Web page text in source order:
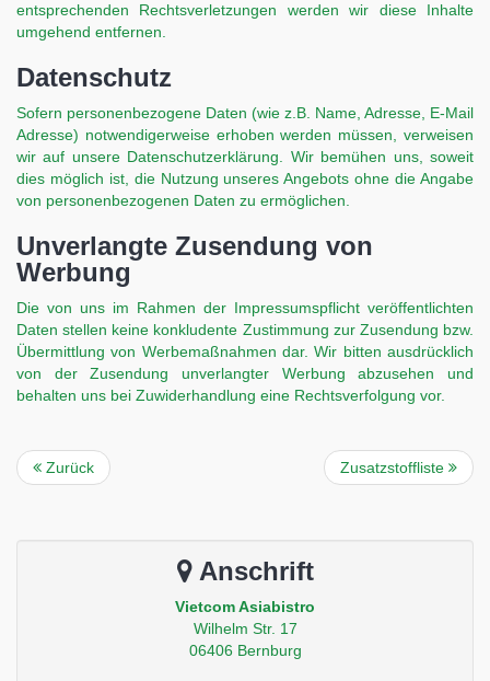
entsprechenden Rechtsverletzungen werden wir diese Inhalte
umgehend entfernen.
Datenschutz
Sofern personenbezogene Daten (wie z.B. Name, Adresse, E-Mail
Adresse) notwendigerweise erhoben werden müssen, verweisen
wir auf unsere Datenschutzerklärung. Wir bemühen uns, soweit
dies möglich ist, die Nutzung unseres Angebots ohne die Angabe
von personenbezogenen Daten zu ermöglichen.
Unverlangte Zusendung von
Werbung
Die von uns im Rahmen der Impressumspflicht veröffentlichten
Daten stellen keine konkludente Zustimmung zur Zusendung bzw.
Übermittlung von Werbemaßnahmen dar. Wir bitten ausdrücklich
von der Zusendung unverlangter Werbung abzusehen und
behalten uns bei Zuwiderhandlung eine Rechtsverfolgung vor.
Zurück Zusatzstoffliste
Anschrift
Vietcom Asiabistro
Wilhelm Str. 17
06406 Bernburg